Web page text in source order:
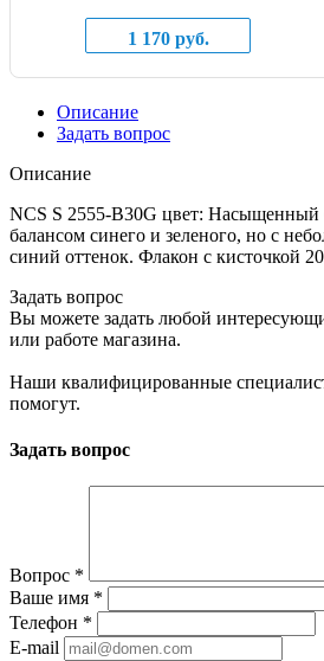
1 170 руб.
Описание
Задать вопрос
Описание
NCS S 2555-B30G цвет: Насыщенный
балансом синего и зеленого, но с
синий оттенок. Флакон с кисточкой
Задать вопрос
Вы можете задать любой
или работе магазина.
Наши квалифицированные
помогут.
Задать вопрос
Вопрос *
Ваше имя *
Телефон *
E-mail